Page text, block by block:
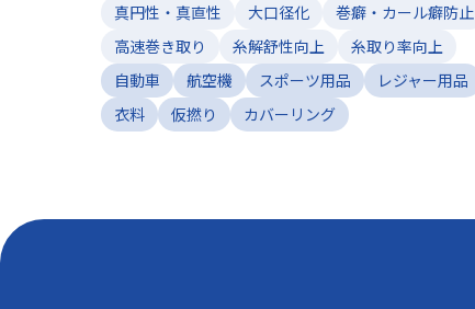
真円性・真直性
大口径化
巻癖・カール癖防止
高速巻き取り
糸解舒性向上
糸取り率向上
自動車
航空機 スポーツ用品
レジャー用品
衣料
仮撚り カバーリング